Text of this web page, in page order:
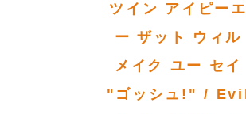
ツイン アイピーエ
ー ザット ウィル
メイク ユー セイ
"ゴッシュ!" / Evil